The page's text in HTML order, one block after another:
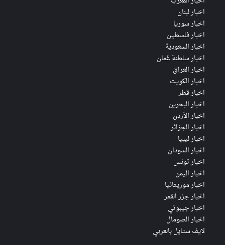
اخبار لبنان
اخبار سوريا
اخبار فلسطين
اخبار السعودية
اخبار سلطنة عُمان
اخبار العراق
اخبار الكويت
اخبار قطر
اخبار البحرين
اخبار الأردن
اخبار الجزائر
اخبار ليبيا
اخبار السودان
اخبار تونس
اخبار اليمن
اخبار موريتانيا
اخبار جزر القمر
اخبار جيبوتي
اخبار الصومال
لايف ستايل بالعربي